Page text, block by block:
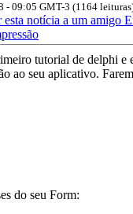
- 09:05 GMT-3 (1164
tutorial de delphi e
ao seu aplicativo.
do seu Form: